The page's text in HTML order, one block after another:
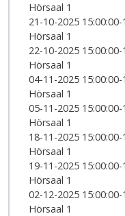
Hörsaal 1
21-10-2025 15:00:00-
Hörsaal 1
22-10-2025 15:00:00-
Hörsaal 1
04-11-2025 15:00:00-
Hörsaal 1
05-11-2025 15:00:00-
Hörsaal 1
18-11-2025 15:00:00-
Hörsaal 1
19-11-2025 15:00:00-
Hörsaal 1
02-12-2025 15:00:00-
Hörsaal 1